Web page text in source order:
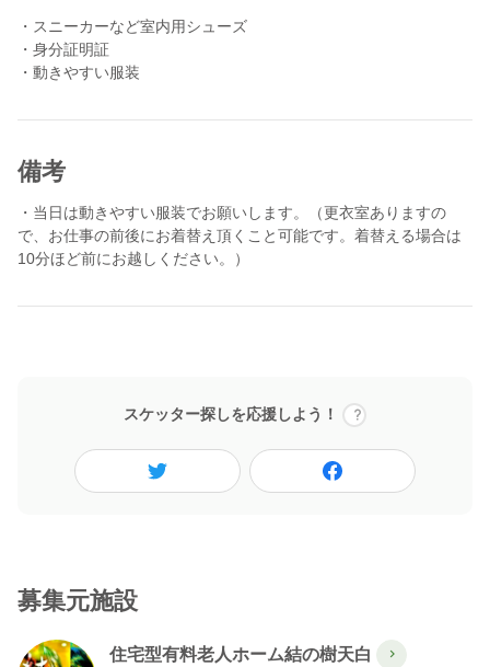
た人生を延ばすことはできません。
私たちは「介護のプロ」としてその人の残された人生をその人ら
しく暮らすサポートができます。
・介護の仕事に興味がある
・高齢者の方々が好き
・チームで何かをすることが好き
・何事にもチャレンジする気持ちがある
一緒に介護を楽しめる方をお待ちしています。
10:30 水分補給・排泄・入浴介助
12:00 昼食
13:00 休憩
14:00 排泄介助・入浴介助
無資格者、有資格者に応じて体験内容は変更させていただきま
す。
・スニーカーなど室内用シューズ
・身分証明証
・動きやすい服装
備考
・当日は動きやすい服装でお願いします。（更衣室ありますの
で、お仕事の前後にお着替え頂くこと可能です。着替える場合は
10分ほど前にお越しください。）
スケッター探しを応援しよう！
募集元施設
住宅型有料老人ホーム結の樹天白